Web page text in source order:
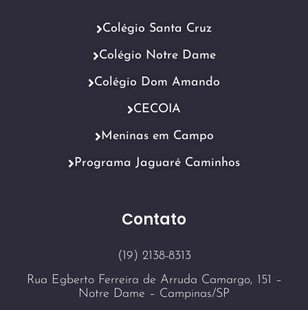
Contato
(19) 2138-8313
Rua Egberto Ferreira de Arruda Camargo, 151 –
Notre Dame – Campinas/SP
Colégio Santa Cruz
Colégio Notre Dame
Colégio Dom Amando
CECOIA
Meninas em Campo
Programa Jaguaré Caminhos